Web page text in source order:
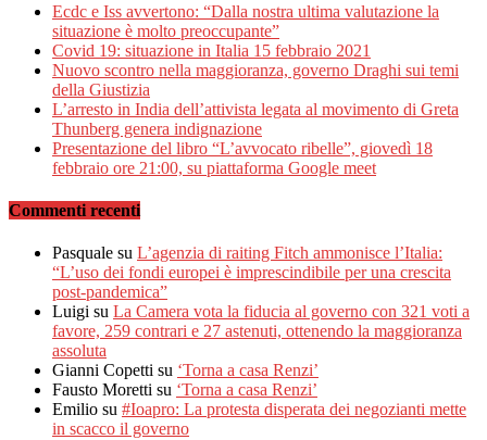
Ecdc e Iss avvertono: “Dalla nostra ultima valutazione la
situazione è molto preoccupante”
Covid 19: situazione in Italia 15 febbraio 2021
Nuovo scontro nella maggioranza, governo Draghi sui temi
della Giustizia
L’arresto in India dell’attivista legata al movimento di Greta
Thunberg genera indignazione
Presentazione del libro “L’avvocato ribelle”, giovedì 18
febbraio ore 21:00, su piattaforma Google meet
Commenti recenti
Pasquale su L’agenzia di raiting Fitch ammonisce l’Italia:
“L’uso dei fondi europei è imprescindibile per una crescita
post-pandemica”
Luigi su La Camera vota la fiducia al governo con 321 voti a
favore, 259 contrari e 27 astenuti, ottenendo la maggioranza
assoluta
Gianni Copetti su ‘Torna a casa Renzi’
Fausto Moretti su ‘Torna a casa Renzi’
Emilio su #Ioapro: La protesta disperata dei negozianti mette
in scacco il governo